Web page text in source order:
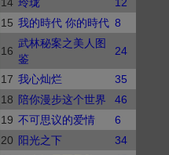
15 我的時代 你的時代 8
16
武林秘案之美人图
鉴
24
17 我心灿烂
35
18 陪你漫步这个世界
46
19 不可思议的爱情
6
20 阳光之下
34